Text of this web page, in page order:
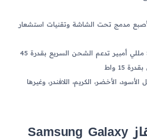
مدمج تحت الشاشة وتقنيات استشعار
بطارية سعة 5000 مللي أمبير تدعم الشحن السريع بقدرة 45
15 واط
الأخضر، الكريم، اللافندر، وغيرها
العيوب لجهاز Samsung Galaxy